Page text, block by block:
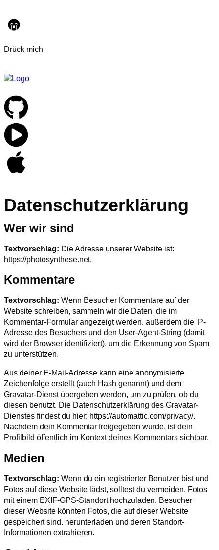
Drück mich
Datenschutzerklärung
Wer wir sind
Textvorschlag: Die Adresse unserer Website ist:
https://photosynthese.net.
Kommentare
Textvorschlag: Wenn Besucher Kommentare auf der
Website schreiben, sammeln wir die Daten, die im
Kommentar-Formular angezeigt werden, außerdem die IP-
Adresse des Besuchers und den User-Agent-String (damit
wird der Browser identifiziert), um die Erkennung von Spam
zu unterstützen.
Aus deiner E-Mail-Adresse kann eine anonymisierte
Zeichenfolge erstellt (auch Hash genannt) und dem
Gravatar-Dienst übergeben werden, um zu prüfen, ob du
diesen benutzt. Die Datenschutzerklärung des Gravatar-
Dienstes findest du hier: https://automattic.com/privacy/.
Nachdem dein Kommentar freigegeben wurde, ist dein
Profilbild öffentlich im Kontext deines Kommentars sichtbar.
Medien
Textvorschlag: Wenn du ein registrierter Benutzer bist und
Fotos auf diese Website lädst, solltest du vermeiden, Fotos
mit einem EXIF-GPS-Standort hochzuladen. Besucher
dieser Website könnten Fotos, die auf dieser Website
gespeichert sind, herunterladen und deren Standort-
Informationen extrahieren.